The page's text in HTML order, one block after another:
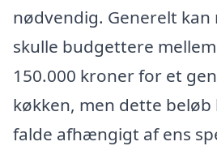
nødvendig. Generelt
skulle budgettere
150.000 kroner for et
køkken, men dette beløb
falde afhængigt af ens